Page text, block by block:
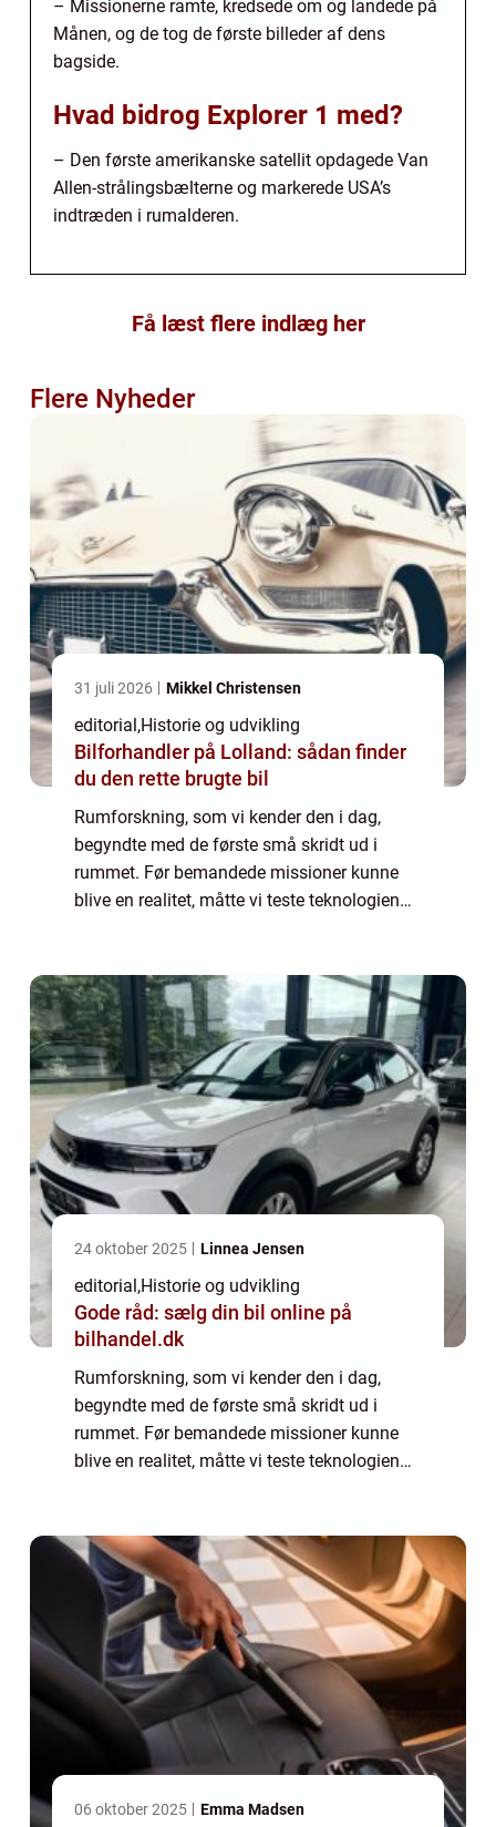
– Missionerne ramte, kredsede om og landede på
Månen, og de tog de første billeder af dens
bagside.
Hvad bidrog Explorer 1 med?
– Den første amerikanske satellit opdagede Van
Allen-strålingsbælterne og markerede USA’s
indtræden i rumalderen.
Få læst flere indlæg her
Flere Nyheder
31 juli 2026 Mikkel Christensen
editorial,Historie og udvikling
Bilforhandler på Lolland: sådan finder
du den rette brugte bil
Rumforskning, som vi kender den i dag,
begyndte med de første små skridt ud i
rummet. Før bemandede missioner kunne
blive en realitet, måtte vi teste teknologien
24 oktober 2025 Linnea Jensen
editorial,Historie og udvikling
Gode råd: sælg din bil online på
bilhandel.dk
Rumforskning, som vi kender den i dag,
begyndte med de første små skridt ud i
rummet. Før bemandede missioner kunne
blive en realitet, måtte vi teste teknologien
06 oktober 2025 Emma Madsen